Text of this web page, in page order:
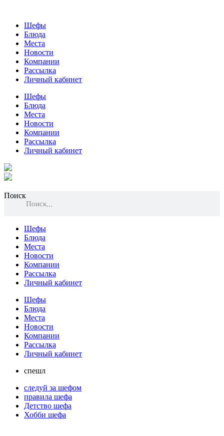
Шефы
Блюда
Места
Новости
Компании
Рассылка
Личный кабинет
Шефы
Блюда
Места
Новости
Компании
Рассылка
Личный кабинет
Поиск
Поиск
Шефы
Блюда
Места
Новости
Компании
Рассылка
Личный кабинет
Шефы
Блюда
Места
Новости
Компании
Рассылка
Личный кабинет
спешл
следуй за шефом
правила шефа
Детство шефа
Хобби шефа